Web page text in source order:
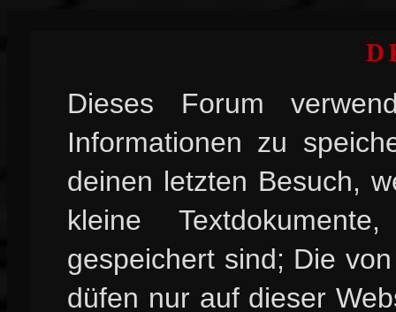
Dieses Forum
Informationen zu
deinen letzten Besuch,
kleine
gespeichert sind; Die
düfen nur auf dieser